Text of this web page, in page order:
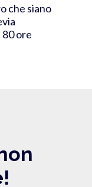
che siano
ore